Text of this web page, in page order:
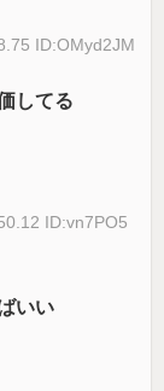
ID:OMyd2JM
してる
ID:vn7PO5
いい